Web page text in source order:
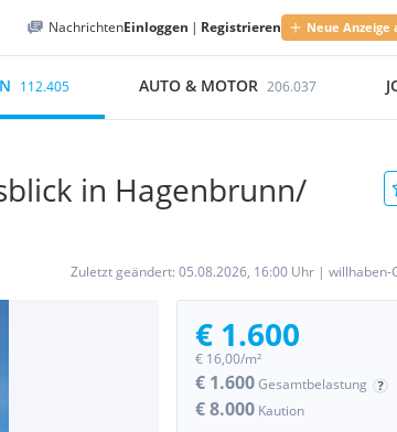
NachrichtenEinloggen | Registrieren Neue Anzeige
112.405 AUTO & MOTOR 206.037
in Hagenbrunn/
Zuletzt geändert: 05.08.2026, 16:00 Uhr | willhaben-
€ 1.600
€ 16,00/m²
€ 1.600Gesamtbelastung
€ 8.000 Kaution